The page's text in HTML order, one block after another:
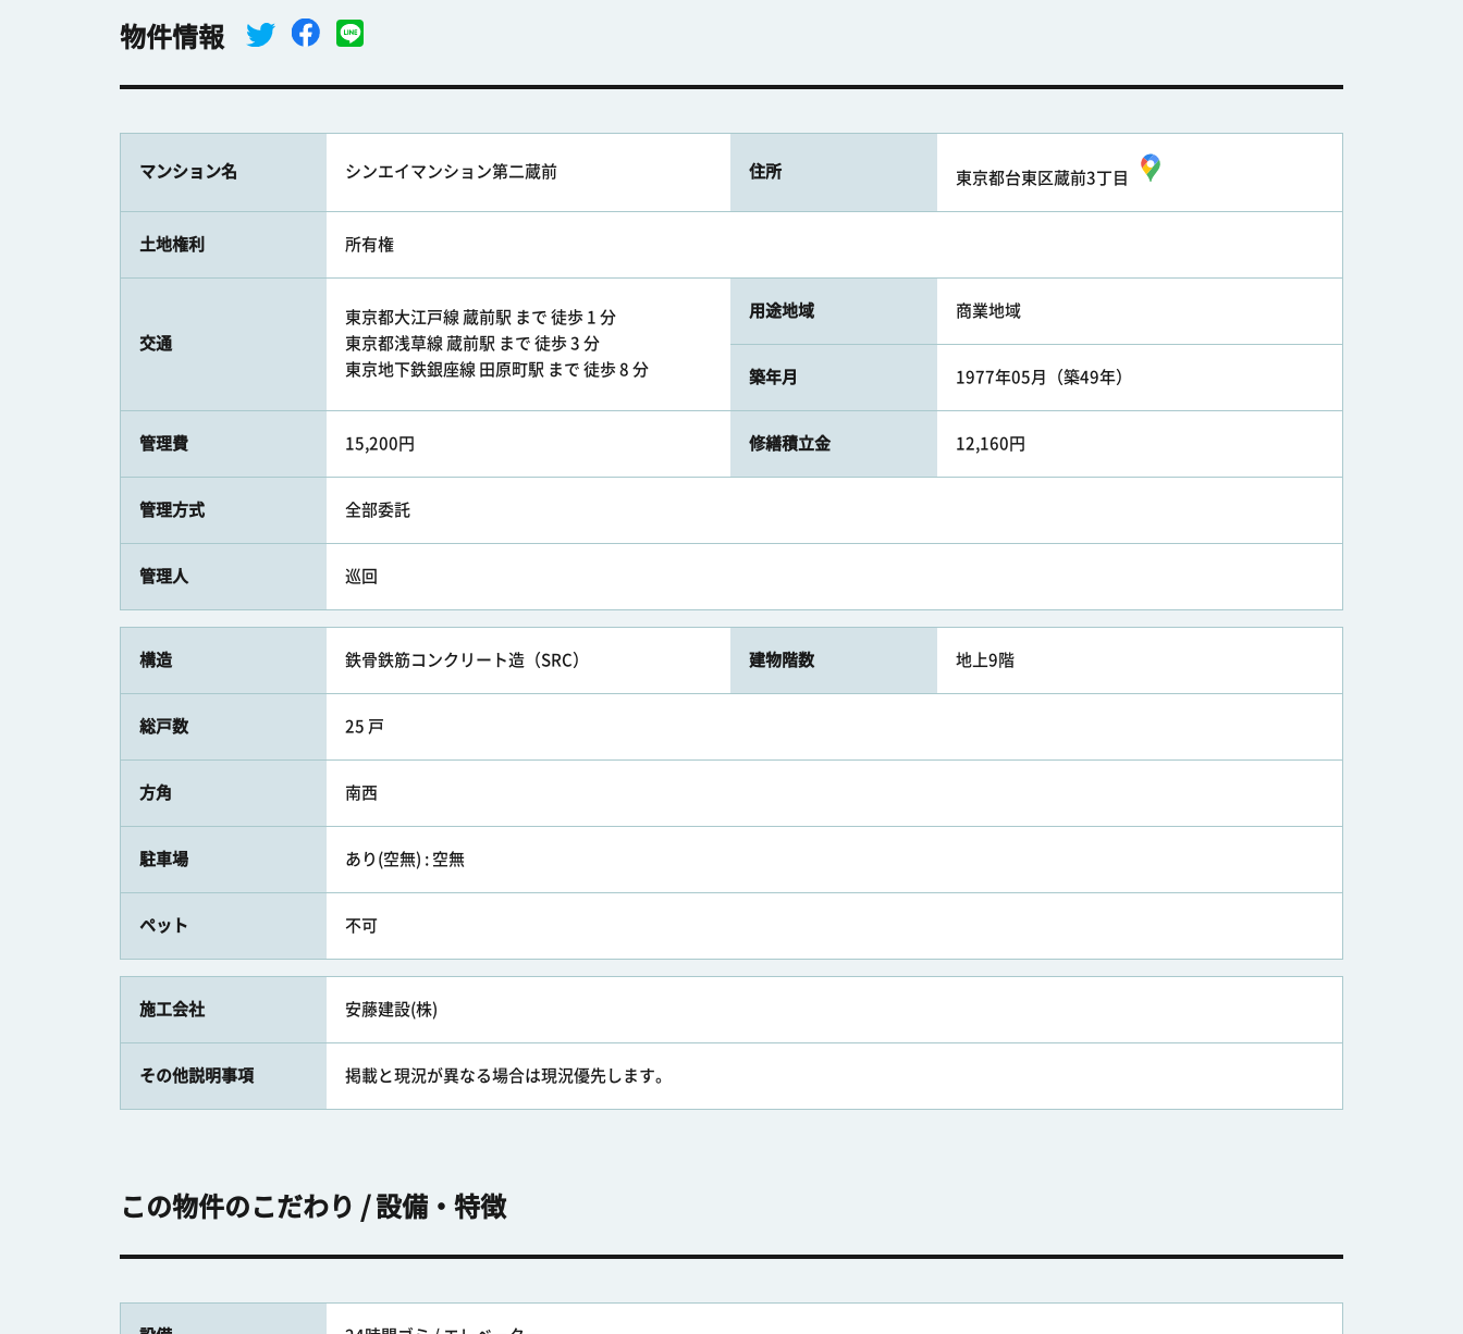
物件情報
マンション名 シンエイマンション第二蔵前 住所 東京都台東区蔵前3丁目
土地権利 所有権
交通
東京都大江戸線 蔵前駅 まで 徒歩 1 分
東京都浅草線 蔵前駅 まで 徒歩 3 分
東京地下鉄銀座線 田原町駅 まで 徒歩 8 分
用途地域 商業地域
築年月 1977年05月（築49年）
管理費 15,200円 修繕積立金 12,160円
管理方式 全部委託
管理人 巡回
構造 鉄骨鉄筋コンクリート造（SRC） 建物階数 地上9階
総戸数 25 戸
方角 南西
駐車場 あり(空無) : 空無
ペット 不可
施工会社 安藤建設(株)
その他説明事項 掲載と現況が異なる場合は現況優先します。
この物件のこだわり / 設備・特徴